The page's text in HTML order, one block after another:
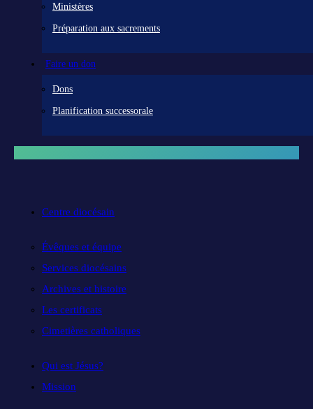
Ministères
Préparation aux sacrements
Faire un don
Dons
Planification successorale
Centre diocésain
Évêques et équipe
Services diocésains
Archives et histoire
Les certificats
Cimetières catholiques
Qui est Jésus?
Mission